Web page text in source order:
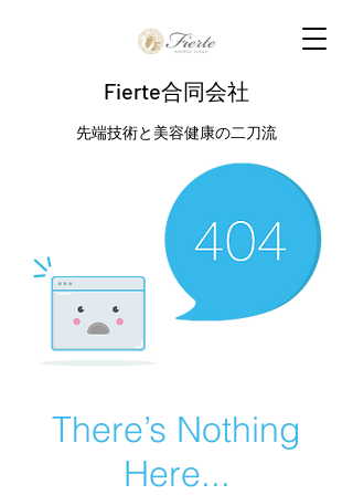
Fierte合同会社
先端技術と美容健康の二刀流
There’s Nothing
Here...